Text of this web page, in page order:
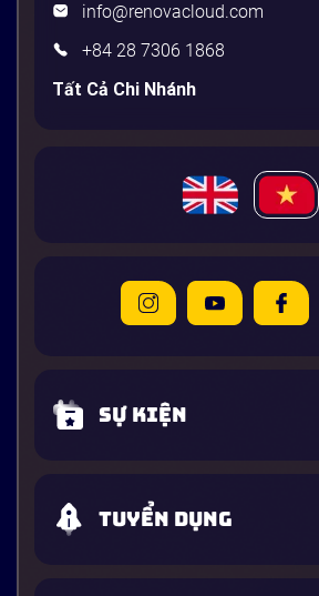
info@renovacloud.com
+84 28 7306 1868
Tất Cả Chi Nhánh
Sự kiện
Tuyển dụng